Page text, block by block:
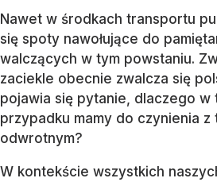
Nawet w środkach transportu
się spoty nawołujące do
walczących w tym powstaniu.
zaciekle obecnie zwalcza się
pojawia się pytanie, dlaczego w
przypadku mamy do czynienia z
odwrotnym?
W kontekście wszystkich